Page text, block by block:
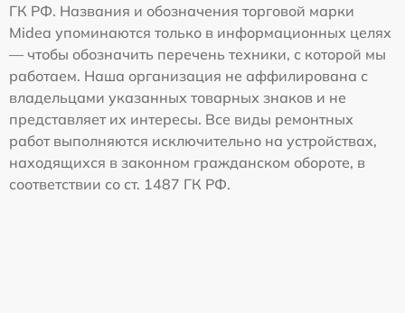
ГК РФ. Названия и обозначения торговой марки
Midea упоминаются только в информационных целях
— чтобы обозначить перечень техники, с которой мы
работаем. Наша организация не аффилирована с
владельцами указанных товарных знаков и не
представляет их интересы. Все виды ремонтных
работ выполняются исключительно на устройствах,
находящихся в законном гражданском обороте, в
соответствии со ст. 1487 ГК РФ.